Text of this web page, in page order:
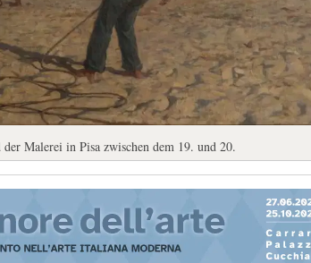
Malerei in Pisa zwischen dem 19. und 20.